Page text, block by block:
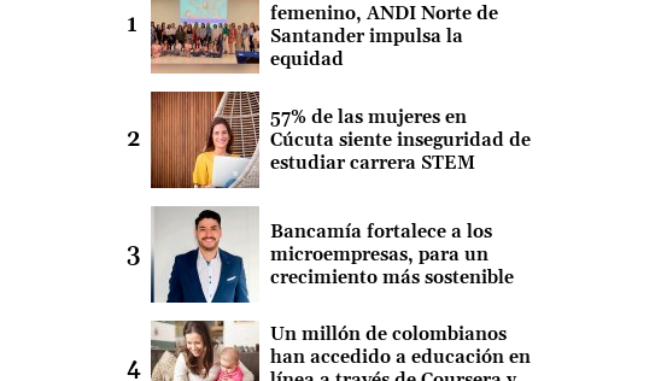
femenino, ANDI Norte de
Santander impulsa la
equidad
57% de las mujeres en
Cúcuta siente inseguridad de
estudiar carrera STEM
Bancamía fortalece a los
microempresas, para un
crecimiento más sostenible
Un millón de colombianos
han accedido a educación en